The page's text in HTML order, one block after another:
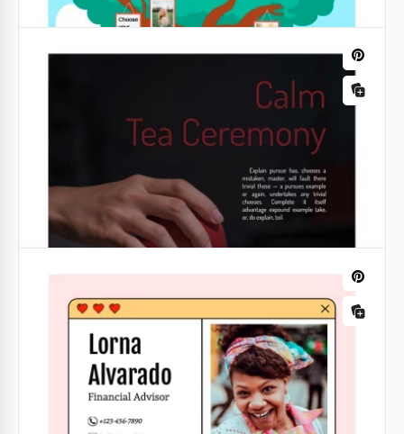
Arbres généalogiques
Arbre généalogique incroyablement